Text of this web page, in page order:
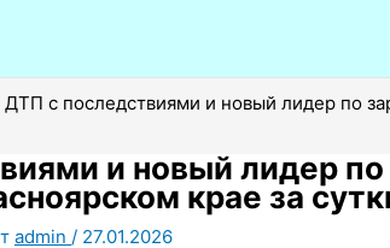
с последствиями и новый лидер по
и новый лидер по
крае за
admin / 27.01.2026